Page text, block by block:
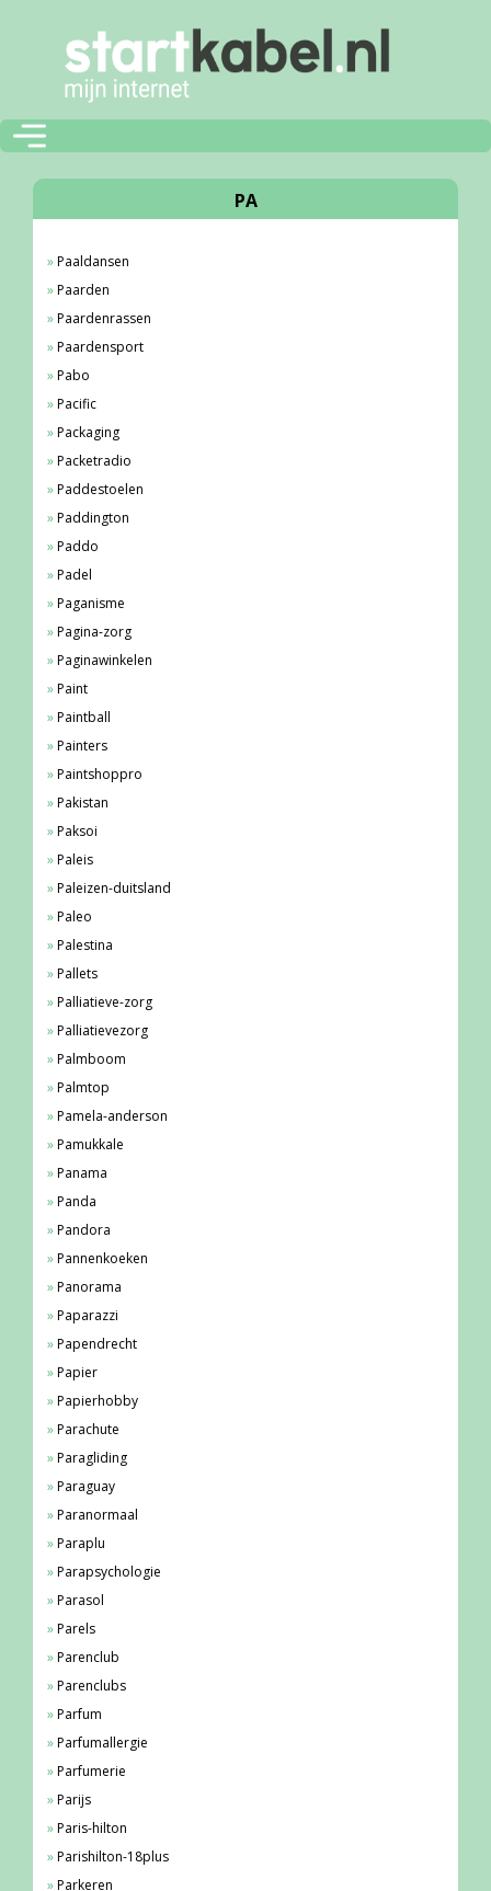
PA
Paaldansen
Paarden
Paardenrassen
Paardensport
Pabo
Pacific
Packaging
Packetradio
Paddestoelen
Paddington
Paddo
Padel
Paganisme
Pagina-zorg
Paginawinkelen
Paint
Paintball
Painters
Paintshoppro
Pakistan
Paksoi
Paleis
Paleizen-duitsland
Paleo
Palestina
Pallets
Palliatieve-zorg
Palliatievezorg
Palmboom
Palmtop
Pamela-anderson
Pamukkale
Panama
Panda
Pandora
Pannenkoeken
Panorama
Paparazzi
Papendrecht
Papier
Papierhobby
Parachute
Paragliding
Paraguay
Paranormaal
Paraplu
Parapsychologie
Parasol
Parels
Parenclub
Parenclubs
Parfum
Parfumallergie
Parfumerie
Parijs
Paris-hilton
Parishilton-18plus
Parkeren